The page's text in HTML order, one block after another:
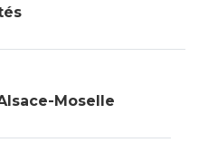
Moselle